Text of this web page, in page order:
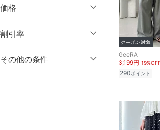
インナー・ルームウェア
靴下・レッグウェア
ファッション雑貨
70 ～ 74
90 ～ 94
100 ～ 109
絞り込み
クリア
価格
絞り込み
割引率
％OFF～ ％OFF
その他の条件
クーポン対象
GeeRA
3,199円 19%OFF
290ポイント